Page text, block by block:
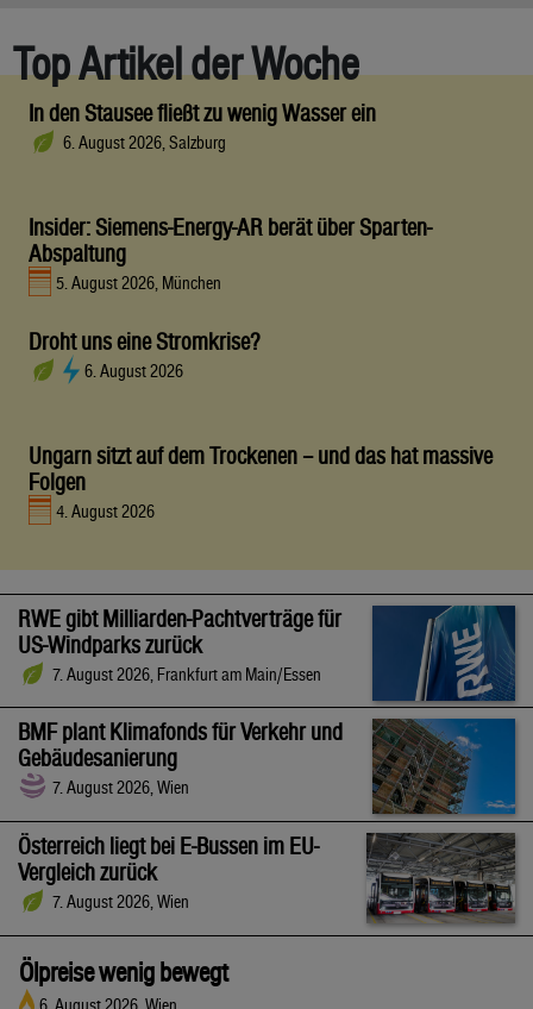
Top Artikel der Woche
In den Stausee fließt zu wenig Wasser ein
6. August 2026, Salzburg
Insider: Siemens-Energy-AR berät über Sparten-
Abspaltung
5. August 2026, München
Droht uns eine Stromkrise?
6. August 2026
Ungarn sitzt auf dem Trockenen – und das hat massive
Folgen
4. August 2026
RWE gibt Milliarden-Pachtverträge für
US-Windparks zurück
7. August 2026, Frankfurt am Main/Essen
BMF plant Klimafonds für Verkehr und
Gebäudesanierung
7. August 2026, Wien
Österreich liegt bei E-Bussen im EU-
Vergleich zurück
7. August 2026, Wien
Ölpreise wenig bewegt